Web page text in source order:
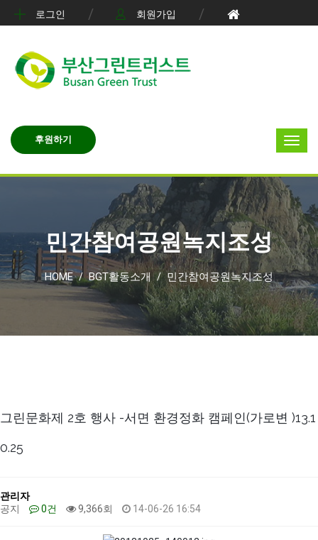
로그인 회원가입
후원하기
민간참여공원녹지조성
HOME / BGT활동소개 / 민간참여공원녹지조성
그린문화제 2호 행사 -서면 환경정화 캠페인(가로변 )13.1
0.25
관리자
공지
0건 9,366회 14-06-26 16:54